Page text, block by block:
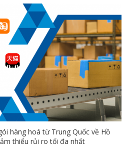
hàng hoá từ Trung Quốc về Hồ
thiểu rủi ro tối đa nhất